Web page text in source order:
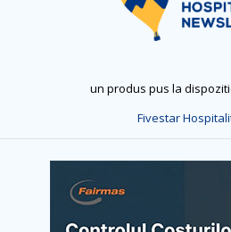
un produs pus la
Fivestar